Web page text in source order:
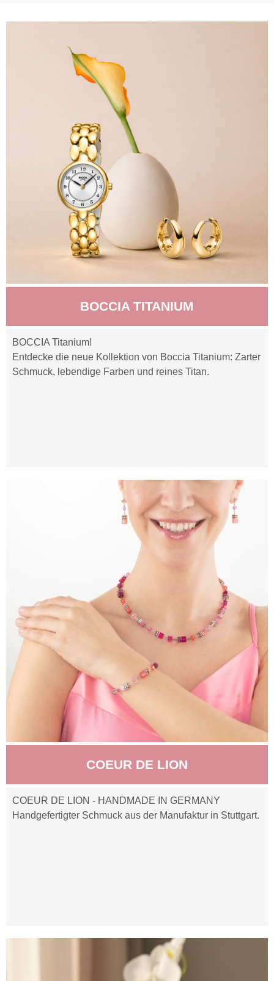
BOCCIA TITANIUM
BOCCIA Titanium!
Entdecke die neue Kollektion von Boccia Titanium: Zarter
Schmuck, lebendige Farben und reines Titan.
COEUR DE LION
COEUR DE LION - HANDMADE IN GERMANY
Handgefertigter Schmuck aus der Manufaktur in Stuttgart.